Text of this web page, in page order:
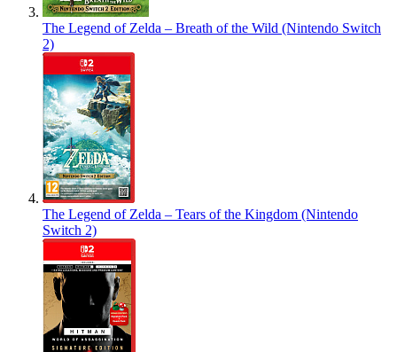
The Legend of Zelda – Breath of the Wild (Nintendo Switch
2)
The Legend of Zelda – Tears of the Kingdom (Nintendo
Switch 2)